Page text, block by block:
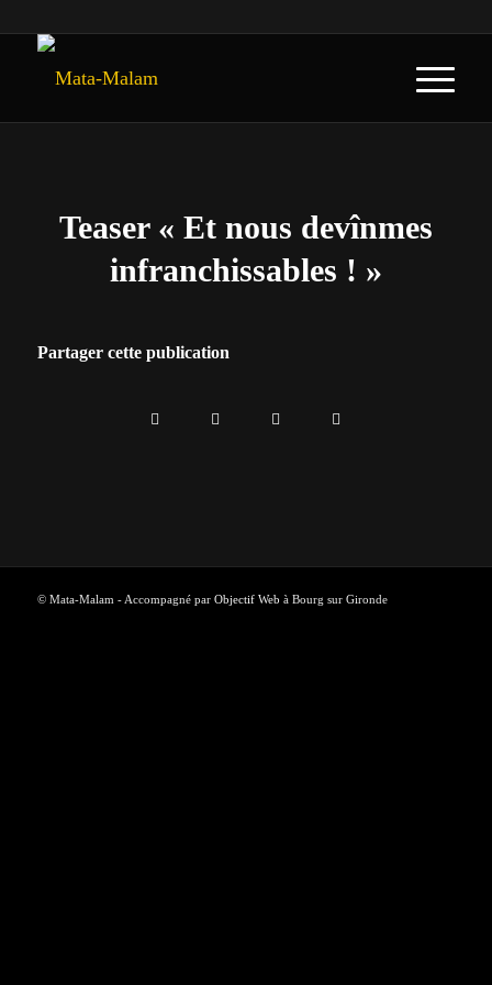
Teaser « Et nous devînmes
infranchissables ! »
Partager cette publication
© Mata-Malam - Accompagné par Objectif Web à Bourg sur Gironde